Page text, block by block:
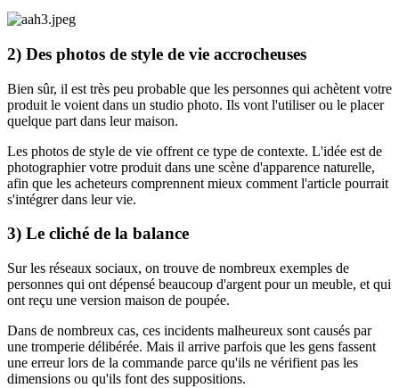
2) Des photos de style de vie accrocheuses
Bien sûr, il est très peu probable que les personnes qui achètent votre
produit le voient dans un studio photo. Ils vont l'utiliser ou le placer
quelque part dans leur maison.
Les photos de style de vie offrent ce type de contexte. L'idée est de
photographier votre produit dans une scène d'apparence naturelle,
afin que les acheteurs comprennent mieux comment l'article pourrait
s'intégrer dans leur vie.
3) Le cliché de la balance
Sur les réseaux sociaux, on trouve de nombreux exemples de
personnes qui ont dépensé beaucoup d'argent pour un meuble, et qui
ont reçu une version maison de poupée.
Dans de nombreux cas, ces incidents malheureux sont causés par
une tromperie délibérée. Mais il arrive parfois que les gens fassent
une erreur lors de la commande parce qu'ils ne vérifient pas les
dimensions ou qu'ils font des suppositions.